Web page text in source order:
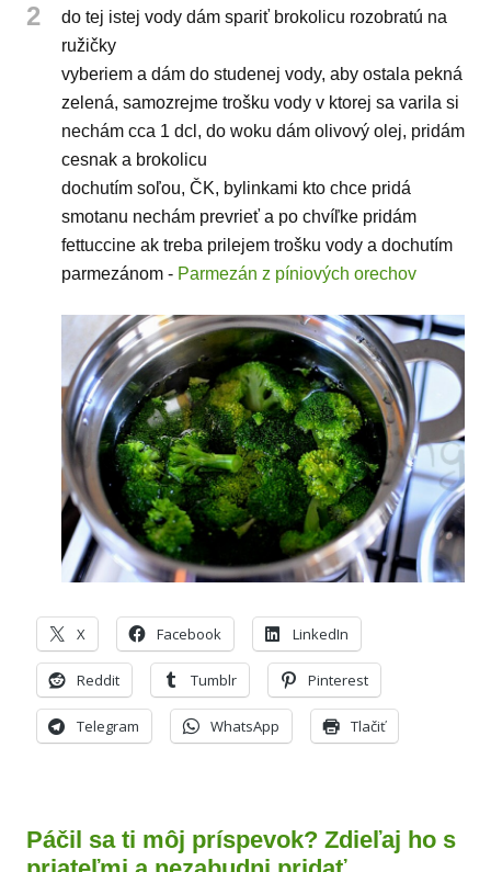
2
do tej istej vody dám spariť brokolicu rozobratú na
ružičky
vyberiem a dám do studenej vody, aby ostala pekná
zelená, samozrejme trošku vody v ktorej sa varila si
nechám cca 1 dcl, do woku dám olivový olej, pridám
cesnak a brokolicu
dochutím soľou, ČK, bylinkami kto chce pridá
smotanu nechám prevrieť a po chvíľke pridám
fettuccine ak treba prilejem trošku vody a dochutím
parmezánom - Parmezán z píniových orechov
X Facebook LinkedIn
Reddit Tumblr Pinterest
Telegram WhatsApp Tlačiť
Páčil sa ti môj príspevok? Zdieľaj ho s